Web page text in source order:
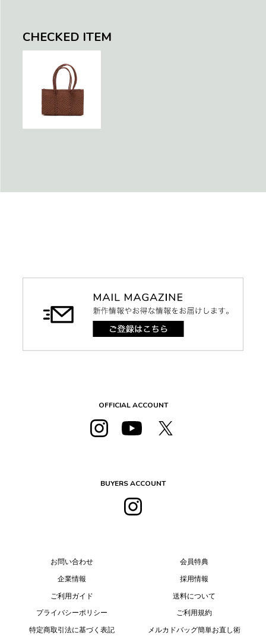
CHECKED ITEM
OFFICIAL ACCOUNT
BUYERS ACCOUNT
お問い合わせ
企業情報
ご利用ガイド
プライバシーポリシー
特定商取引法に基づく表記
会員特典
採用情報
送料について
ご利用規約
メルカドバッグ簡単お直し術